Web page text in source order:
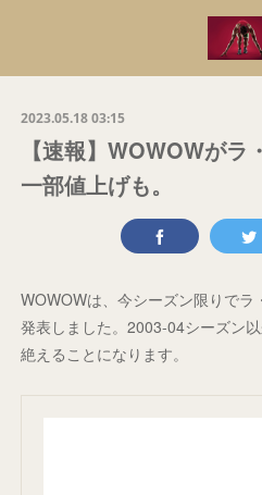
2023.05.18 03:15
【速報】WOWOWがラ
一部値上げも。
WOWOWは、今シーズン限りでラ
発表しました。2003-04シーズン
絶えることになります。